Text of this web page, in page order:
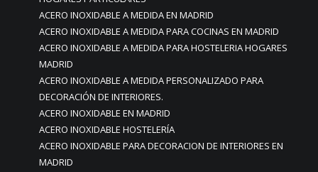
ACERO INOXIDABLE A MEDIDA EN MADRID
ACERO INOXIDABLE A MEDIDA PARA COCINAS EN MADRID
ACERO INOXIDABLE A MEDIDA PARA HOSTELERIA HOGARES
MADRID
ACERO INOXIDABLE A MEDIDA PERSONALIZADO PARA
DECORACIÓN DE INTERIORES.
ACERO INOXIDABLE EN MADRID
ACERO INOXIDABLE HOSTELERÍA
ACERO INOXIDABLE PARA DECORACION DE INTERIORES EN
MADRID